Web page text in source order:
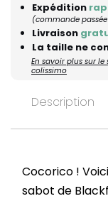
Expédition
(commande
Livraison
La taille ne
En savoir plus sur
colissimo
Description
Cocorico !
sabot de